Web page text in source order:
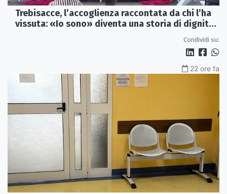
Trebisacce, l’accoglienza raccontata da chi l’ha
vissuta: «Io sono» diventa una storia di dignità
Condividi su:
22 ore fa